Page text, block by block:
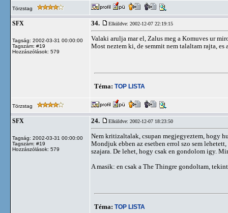
Törzstag
SFX
Tagság: 2002-03-31 00:00:00
Tagszám: #19
Hozzászólások: 579
34. Elküldve: 2002-12-07 22:19:15
Valaki arulja mar el, Zalus meg a Komuves ur
Most neztem ki, de semmit nem talaltam rajta,
Téma: TOP LISTA
Törzstag
SFX
Tagság: 2002-03-31 00:00:00
Tagszám: #19
Hozzászólások: 579
24. Elküldve: 2002-12-07 18:23:50
Nem kritizaltalak, csupan megjegyeztem, hogy
Mondjuk ebben az esetben errol szo sem
szajara. De lehet, hogy csak en gondolom igy.
A masik: en csak a The Thingre gondoltam,
Téma: TOP LISTA